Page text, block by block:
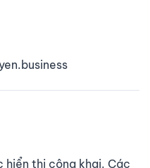
hiển thị công khai. Các